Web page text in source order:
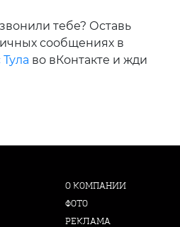
тебе? Оставь
сообщениях в
во вКонтакте и жди
О КОМПАНИИ
ФОТО
РЕКЛАМА